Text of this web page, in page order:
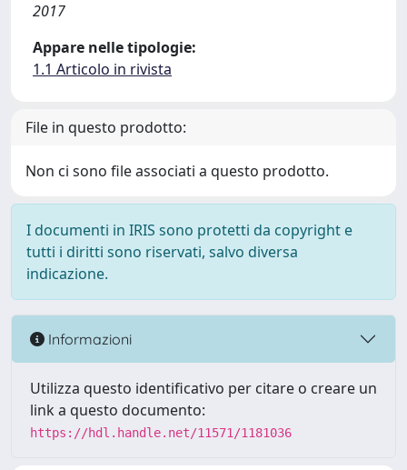
2017
Appare nelle tipologie:
1.1 Articolo in rivista
File in questo prodotto:
Non ci sono file associati a questo prodotto.
I documenti in IRIS sono protetti da copyright e
tutti i diritti sono riservati, salvo diversa
indicazione.
Informazioni
Utilizza questo identificativo per citare o creare un
link a questo documento:
https://hdl.handle.net/11571/1181036